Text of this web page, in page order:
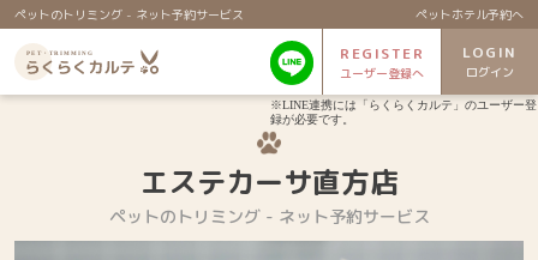
ペットのトリミング - ネット予約サービス ペットホテル予約へ
※LINE連携には「らくらくカルテ」のユーザー登
録が必要です。
REGISTER
ユーザー登録へ
LOGIN
ログイン
エステカーサ直方店
ペットのトリミング - ネット予約サービス